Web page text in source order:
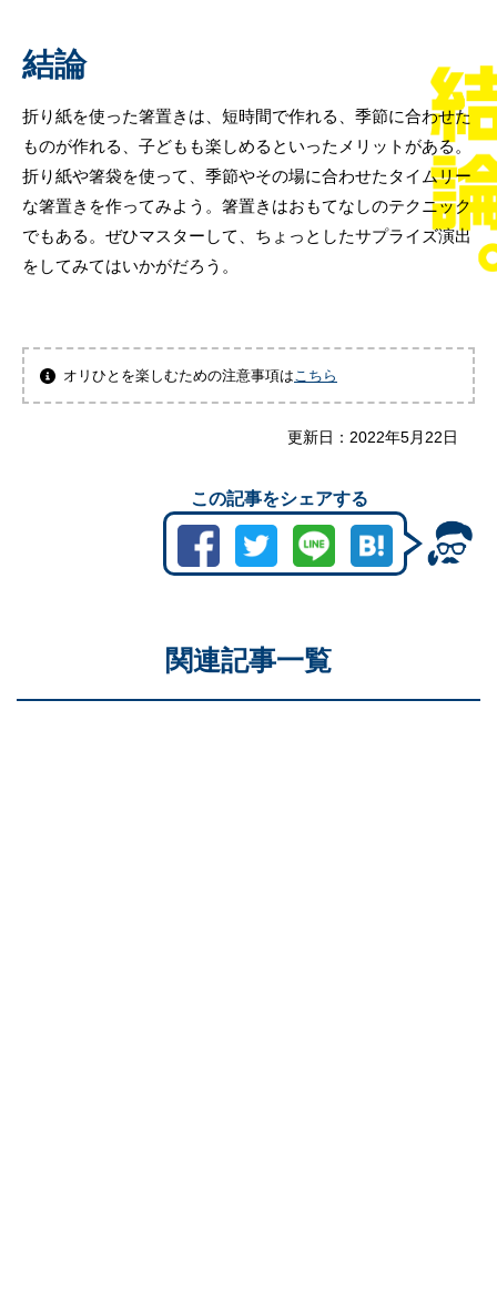
結論
折り紙を使った箸置きは、短時間で作れる、季節に合わせた
ものが作れる、子どもも楽しめるといったメリットがある。
折り紙や箸袋を使って、季節やその場に合わせたタイムリー
な箸置きを作ってみよう。箸置きはおもてなしのテクニック
でもある。ぜひマスターして、ちょっとしたサプライズ演出
をしてみてはいかがだろう。
オリひとを楽しむための注意事項はこちら
更新日： 2022年5月22日
この記事をシェアする
関連記事一覧